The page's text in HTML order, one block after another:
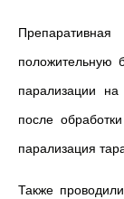
положительную
парализации
после
парализация
Также